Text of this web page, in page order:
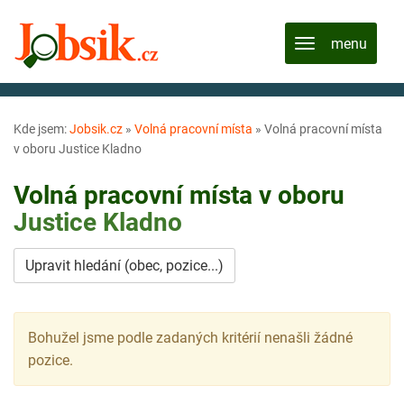
Kde jsem:Jobsik.cz » Volná pracovní místa » Volná pracovní místa
v oboru Justice Kladno
Volná pracovní místa v oboru
Justice Kladno
Upravit hledání (obec, pozice...)
Bohužel jsme podle zadaných kritérií nenašli žádné
pozice.